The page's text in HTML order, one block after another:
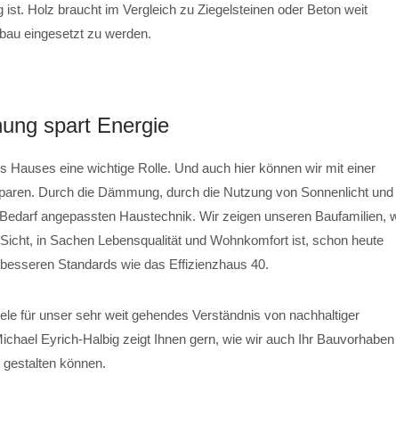
ist. Holz braucht im Vergleich zu Ziegelsteinen oder Beton weit
eingesetzt zu werden.
spart Energie
Hauses eine wichtige Rolle. Und auch hier können wir mit einer
Durch die Dämmung, durch die Nutzung von Sonnenlicht und
angepassten Haustechnik. Wir zeigen unseren Baufamilien,
in Sachen Lebensqualität und Wohnkomfort ist, schon heute
Standards wie das Effizienzhaus 40.
für unser sehr weit gehendes Verständnis von nachhaltiger
Eyrich-Halbig zeigt Ihnen gern, wie wir auch Ihr Bauvorhaben
können.